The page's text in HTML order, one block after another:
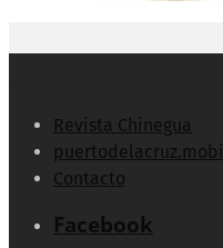
Revista Chinegua
puertodelacruz.mobi
Contacto
Facebook